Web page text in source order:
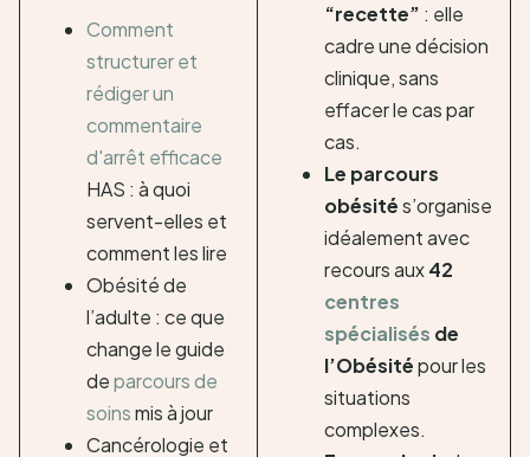
Comment
structurer et
rédiger un
commentaire
d'arrêt efficace
HAS : à quoi
servent-elles et
comment les lire
Obésité de
l’adulte : ce que
change le guide
deparcours de
soinsmis à jour
Cancérologie et
“recette” : elle
cadre une décision
clinique, sans
effacer le cas par
cas.
Le parcours
obésités’organise
idéalement avec
recours aux42
centres
spécialisés de
l’Obésitépour les
situations
complexes.